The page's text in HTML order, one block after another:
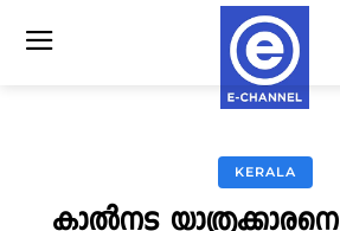
KERALA